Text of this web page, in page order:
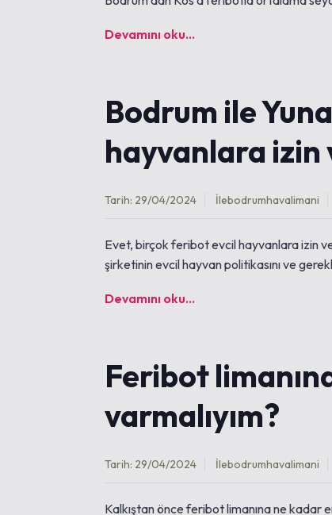
Devamını oku...
Bodrum ile
hayvanlara izin
Tarih: 29/04/2024 İlebodrumhavalimani
Evet, birçok feribot evcil hayvanlara izin
şirketinin evcil hayvan politikasını ve
Devamını oku...
Feribot
varmalıyım?
Tarih: 29/04/2024 İlebodrumhavalimani
Kalkıştan önce feribot limanına ne kadar